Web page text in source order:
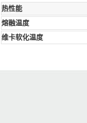
热性能
熔融温度
维卡软化温度